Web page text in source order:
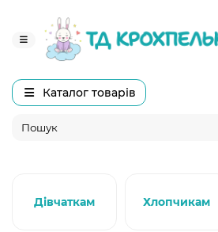
Каталог товарів
Дівчаткам Хлопчикам